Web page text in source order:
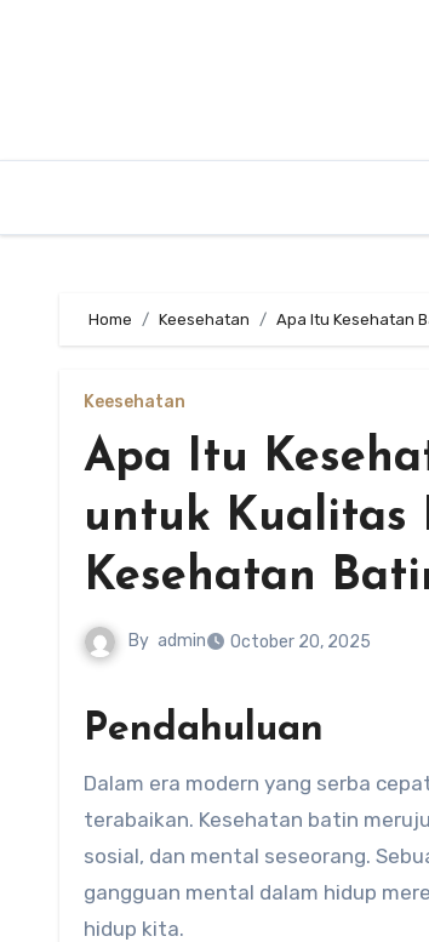
Home Keesehatan Apa Itu Kesehatan
Keesehatan
Apa Itu
untuk Kualitas
Kesehatan
By admin October 20, 2025
Pendahuluan
Dalam era modern yang serba cepat hari ini, kesehatan batin menjadi salah satu aspek vital yang sering
terabaikan. Kesehatan batin
sosial, dan mental seseorang.
gangguan mental dalam hidup
hidup kita.